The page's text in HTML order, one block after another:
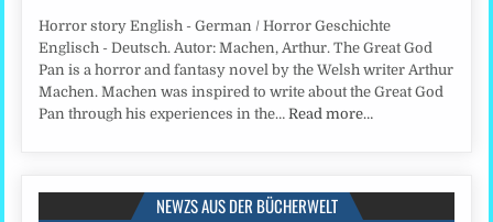
Horror story English - German / Horror Geschichte
Englisch - Deutsch. Autor: Machen, Arthur. The Great God
Pan is a horror and fantasy novel by the Welsh writer Arthur
Machen. Machen was inspired to write about the Great God
Pan through his experiences in the…Read more…
NEWZS AUS DER BÜCHERWELT